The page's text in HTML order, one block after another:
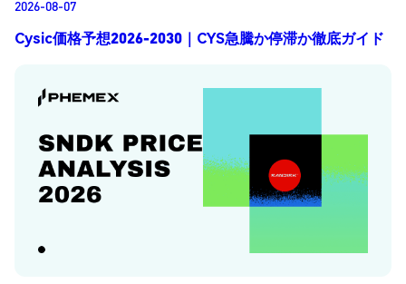
2026-08-07
Cysic価格予想2026-2030｜CYS急騰か停滞か徹底ガイド